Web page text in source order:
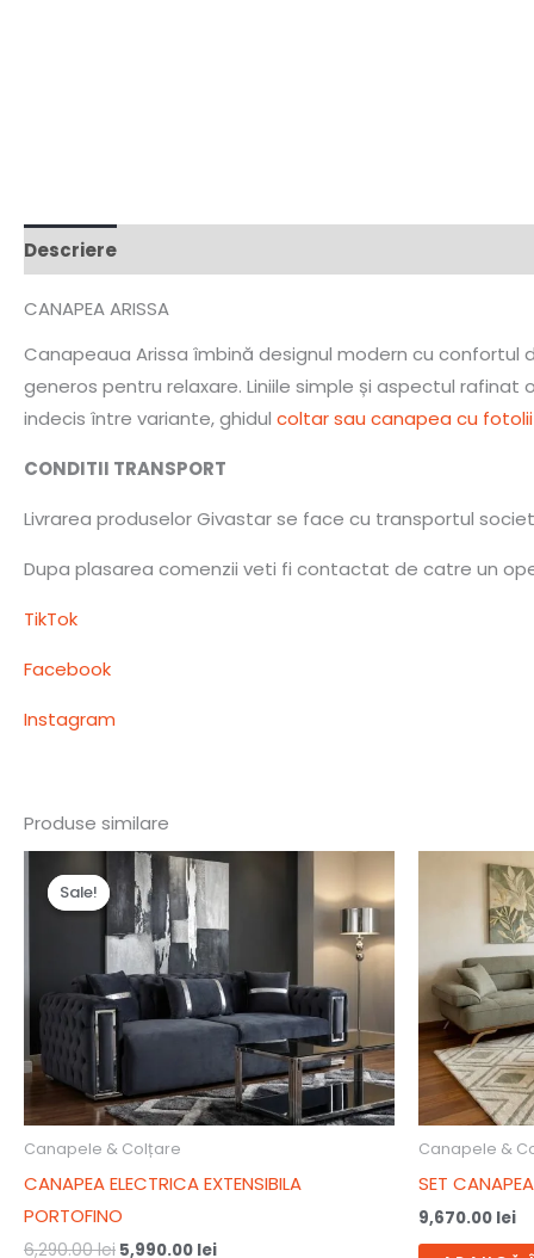
Descriere
CANAPEA ARISSA
Canapeaua Arissa îmbină designul modern cu
generos pentru relaxare. Liniile simple și aspectul
indecis între variante, ghidul coltar sau canapea cu fotolii
CONDITII TRANSPORT
Livrarea produselor Givastar se face cu transportul
Dupa plasarea comenzii veti fi contactat de catre un
TikTok
Facebook
Instagram
Produse similare
Sale!
Sale!
Canapele & Colțare
CANAPEA ELECTRICA EXTENSIBILA
PORTOFINO
6,290.00lei
Prețul
inițial
a
fost:
6,290.00 lei.
5,990.00 lei
Prețul
curent
este:
Canapele &
SET
9,670.00 lei